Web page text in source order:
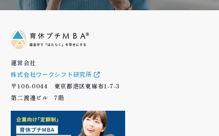
運営会社
株式会社ワークシフト研究所
〒106-0044 東京都港区東麻布1-7-3
第二渡邊ビル 7階